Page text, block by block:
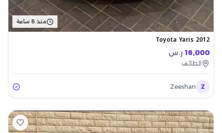
منذ 8 ساعة
Toyota Yaris 2012
16,000 ر.س
الطائف
Z
Zeeshan